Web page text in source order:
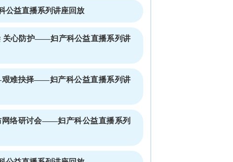
公益直播系列讲座回放
关心防护——妇产科公益直播系列讲
难抉择——妇产科公益直播系列讲
网络研讨会——妇产科公益直播系列